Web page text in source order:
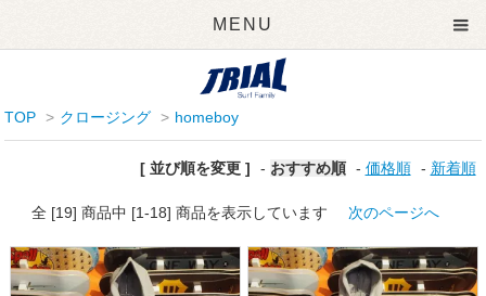
MENU
TOP > クロージング > homeboy
[ 並び順を変更 ] - おすすめ順 - 価格順 - 新着順
全 [19] 商品中 [1-18] 商品を表示しています 次のページへ